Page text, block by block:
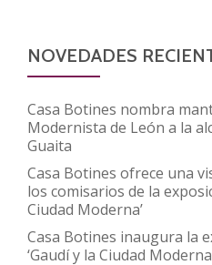
una
joyas
en
MonteCredit
Burgos
NOVEDADES
Casa Botines nombra
Modernista de León a la
Guaita
Casa Botines ofrece una
los comisarios de la
Ciudad Moderna’
Casa Botines inaugura la
‘Gaudí y la Ciudad